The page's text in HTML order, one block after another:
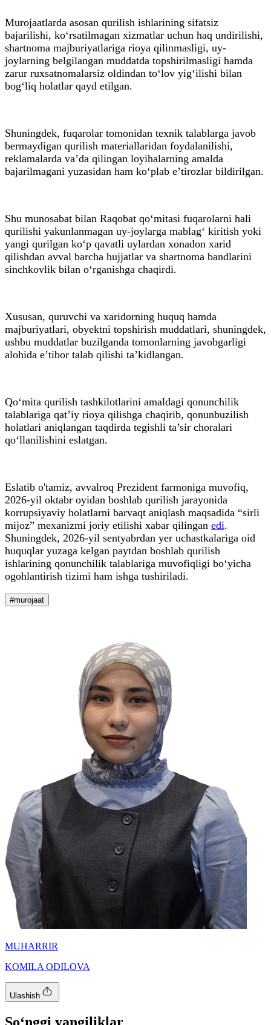
Murojaatlarda asosan qurilish ishlarining sifatsiz
bajarilishi, ko‘rsatilmagan xizmatlar uchun haq undirilishi,
shartnoma majburiyatlariga rioya qilinmasligi, uy-
joylarning belgilangan muddatda topshirilmasligi hamda
zarur ruxsatnomalarsiz oldindan to‘lov yig‘ilishi bilan
bog‘liq holatlar qayd etilgan.
Shuningdek, fuqarolar tomonidan texnik talablarga javob
bermaydigan qurilish materiallaridan foydalanilishi,
reklamalarda va’da qilingan loyihalarning amalda
bajarilmagani yuzasidan ham ko‘plab e’tirozlar bildirilgan.
Shu munosabat bilan Raqobat qo‘mitasi fuqarolarni hali
qurilishi yakunlanmagan uy-joylarga mablag‘ kiritish yoki
yangi qurilgan ko‘p qavatli uylardan xonadon xarid
qilishdan avval barcha hujjatlar va shartnoma bandlarini
sinchkovlik bilan o‘rganishga chaqirdi.
Xususan, quruvchi va xaridorning huquq hamda
majburiyatlari, obyektni topshirish muddatlari, shuningdek,
ushbu muddatlar buzilganda tomonlarning javobgarligi
alohida e’tibor talab qilishi ta’kidlangan.
Qo‘mita qurilish tashkilotlarini amaldagi qonunchilik
talablariga qat’iy rioya qilishga chaqirib, qonunbuzilish
holatlari aniqlangan taqdirda tegishli ta’sir choralari
qo‘llanilishini eslatgan.
Eslatib o'tamiz, avvalroq Prezident farmoniga muvofiq,
2026-yil oktabr oyidan boshlab qurilish jarayonida
korrupsiyaviy holatlarni barvaqt aniqlash maqsadida “sirli
mijoz” mexanizmi joriy etilishi xabar qilingan edi.
Shuningdek, 2026-yil sentyabrdan yer uchastkalariga oid
huquqlar yuzaga kelgan paytdan boshlab qurilish
ishlarining qonunchilik talablariga muvofiqligi bo‘yicha
ogohlantirish tizimi ham ishga tushiriladi.
#murojaat
MUHARRIR
KOMILA ODILOVA
Ulashish
So‘nggi yangiliklar